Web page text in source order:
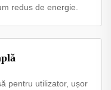
redus de energie.
pentru utilizator, ușor